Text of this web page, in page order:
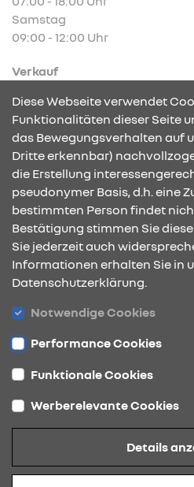
Samstag
09:00 - 12:00 Uhr
Verkauf
09:00 - 18:00 Uhr
Samstag
09:00 - 12:00 Uhr
KONTAKT & ANFAHRT
ÖFFNUNGSZEITEN
STANDORTE
Datenschutz
Diese Webseite verwendet
Funktionalitäten dieser Seite
das Bewegungsverhalten auf
Dritte erkennbar)
die Erstellung
pseudonymer Basis, d.h. eine
bestimmten Person findet
Bestätigung stimmen Sie
Sie jederzeit auch
Informationen erhalten Sie in
Datenschutzerklärung.
Notwendige Cookies
Performance Cookies
Funktionale Cookies
Werberelevante Cookies
Details